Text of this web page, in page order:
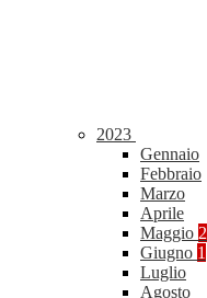
2023
Gennaio
Febbraio
Marzo
Aprile
Maggio 2
Giugno 1
Luglio
Agosto